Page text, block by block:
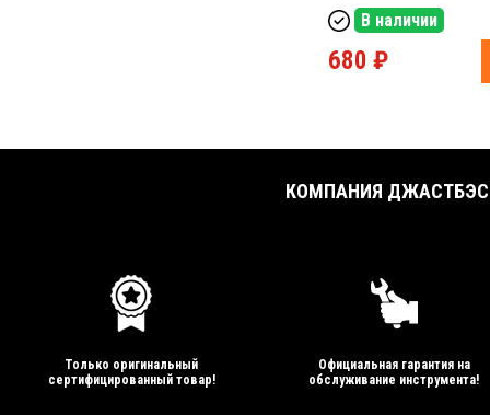
В наличии
680 ₽
КОМПАНИЯ
Только оригинальный
сертифицированный товар!
Официальная гарантия на
обслуживание инструмента!